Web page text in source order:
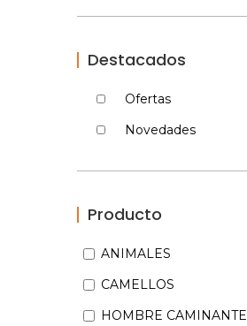
Destacados
Ofertas
Novedades
Producto
ANIMALES
CAMELLOS
HOMBRE CAMINANTE